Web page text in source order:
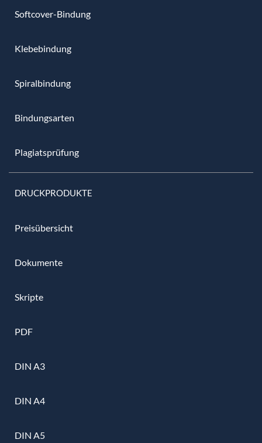
Softcover-Bindung
Klebebindung
Spiralbindung
Bindungsarten
Plagiatsprüfung
DRUCKPRODUKTE
Preisübersicht
Dokumente
Skripte
PDF
DIN A3
DIN A4
DIN A5